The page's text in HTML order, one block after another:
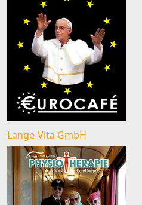
Lange-Vita GmbH